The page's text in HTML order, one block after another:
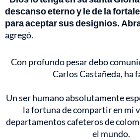
descanso eterno y le de la
para aceptar sus designios.
agregó.
Con profundo pesar debo
Carlos Castañeda, ha
Un ser humano absolutamente
la fortuna de compartir en mi
departamentos cafeteros de
el mundo.